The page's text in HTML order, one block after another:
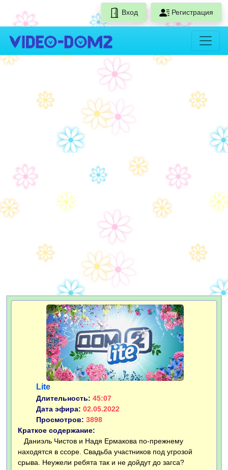
Вход Регистрация
Lite
Длительность: 45:07
Дата эфира: 02.05.2022
Просмотров: 3898
Краткое содержание:
Даниэль Чистов и Надя Ермакова по-прежнему
находятся в ссоре. Свадьба участников под угрозой
срыва. Неужели ребята так и не дойдут до загса?